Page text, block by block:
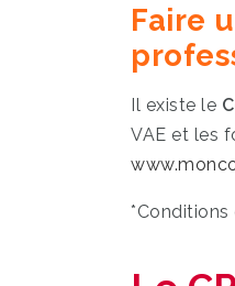
Faire
Il existe le
VAE et les
*Conditions